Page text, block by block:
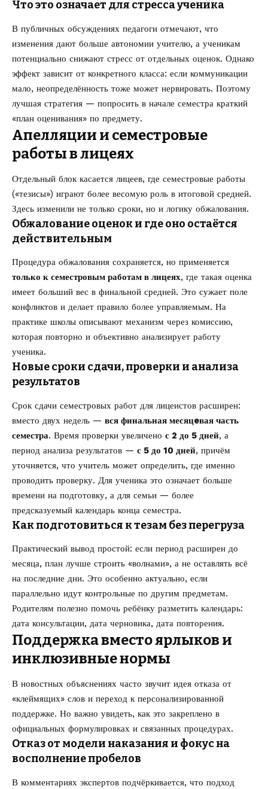
Что это означает для стресса ученика
В публичных обсуждениях педагоги отмечают, что
изменения дают больше автономии учителю, а ученикам
потенциально снижают стресс от отдельных оценок. Однако
эффект зависит от конкретного класса: если коммуникации
мало, неопределённость тоже может нервировать. Поэтому
лучшая стратегия — попросить в начале семестра краткий
«план оценивания» по предмету.
Апелляции и семестровые
работы в лицеях
Отдельный блок касается лицеев, где семестровые работы
(«тезисы») играют более весомую роль в итоговой средней.
Здесь изменили не только сроки, но и логику обжалования.
Обжалование оценок и где оно остаётся
действительным
Процедура обжалования сохраняется, но применяется
только к семестровым работам в лицеях, где такая оценка
имеет больший вес в финальной средней. Это сужает поле
конфликтов и делает правило более управляемым. На
практике школы описывают механизм через комиссию,
которая повторно и объективно анализирует работу
ученика.
Новые сроки сдачи, проверки и анализа
результатов
Срок сдачи семестровых работ для лицеистов расширен:
вместо двух недель — вся финальная месяцeвая часть
семестра. Время проверки увеличено с 2 до 5 дней, а
период анализа результатов — с 5 до 10 дней, причём
уточняется, что учитель может определить, где именно
проводить проверку. Для ученика это означает больше
времени на подготовку, а для семьи — более
предсказуемый календарь конца семестра.
Как подготовиться к тезам без перегруза
Практический вывод простой: если период расширен до
месяца, план лучше строить «волнами», а не оставлять всё
на последние дни. Это особенно актуально, если
параллельно идут контрольные по другим предметам.
Родителям полезно помочь ребёнку разметить календарь:
дата консультации, дата черновика, дата повторения.
Поддержка вместо ярлыков и
инклюзивные нормы
В новостных объяснениях часто звучит идея отказа от
«клеймящих» слов и переход к персонализированной
поддержке. Но важно увидеть, как это закреплено в
официальных формулировках и связанных процедурах.
Отказ от модели наказания и фокус на
восполнение пробелов
В комментариях экспертов подчёркивается, что подход